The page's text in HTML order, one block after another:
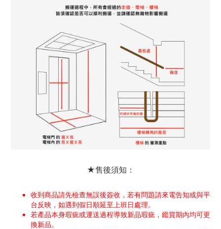
★售後須知：
收到商品請先檢查無誤後簽收，若有問題請來電告知或與平
台反映，如遇到假日順延至上班日處理。
若產品本身瑕疵或運送過程導致新品瑕疵，鑑賞期內均可更
換新品。